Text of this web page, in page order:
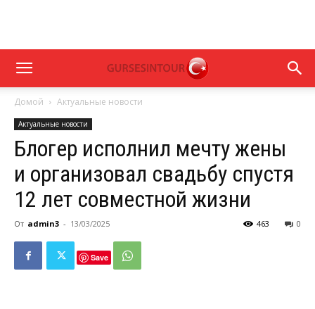
Домой Актуальные новости
Актуальные новости
Блогер исполнил мечту жены
и организовал свадьбу спустя
12 лет совместной жизни
От admin3 - 13/03/2025 0
463
Save